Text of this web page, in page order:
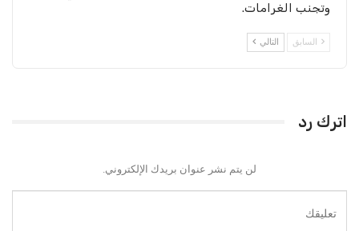
وتجنب الغرامات.
السابق التالي
اترك رد
لن يتم نشر عنوان بريدك الإلكتروني.